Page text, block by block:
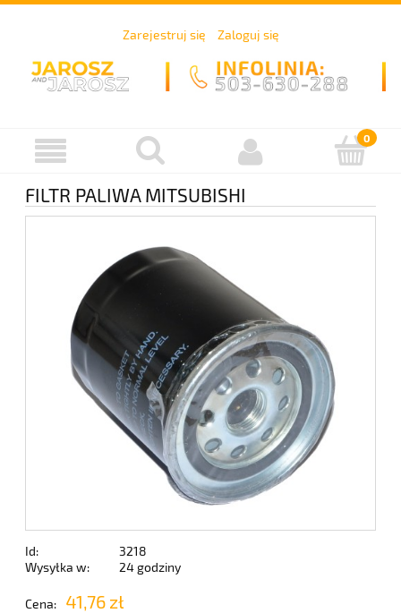
Zarejestruj się Zaloguj się
FILTR PALIWA MITSUBISHI
Id:
3218
Wysyłka w:
24 godziny
Cena: 41,76 zł